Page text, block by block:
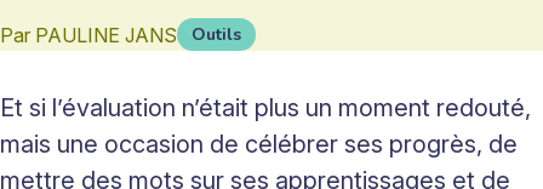
Par PAULINE JANS Outils
Et si l’évaluation n’était plus un moment redouté,
mais une occasion de célébrer ses progrès, de
mettre des mots sur ses apprentissages et de